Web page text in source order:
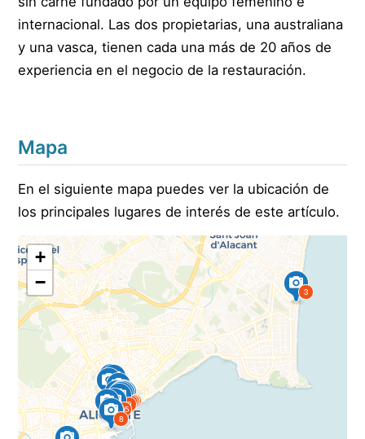
internacional. Las dos propietarias, una australiana
y una vasca, tienen cada una más de 20 años de
experiencia en el negocio de la restauración.
Mapa
En el siguiente mapa puedes ver la ubicación de
los principales lugares de interés de este artículo.
1
2
3
4
6
7
8
910
11
12
13
14
15
+
−